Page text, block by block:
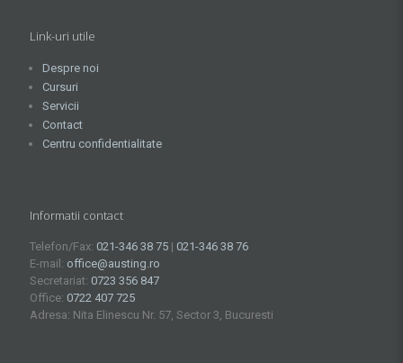
Link-uri utile
Despre noi
Cursuri
Servicii
Contact
Centru confidentialitate
Informatii contact
Telefon/Fax: 021-346 38 75 | 021-346 38 76
E-mail: office@austing.ro
Secretariat: 0723 356 847
Office: 0722 407 725
Adresa: Nita Elinescu Nr. 57, Sector 3, Bucuresti